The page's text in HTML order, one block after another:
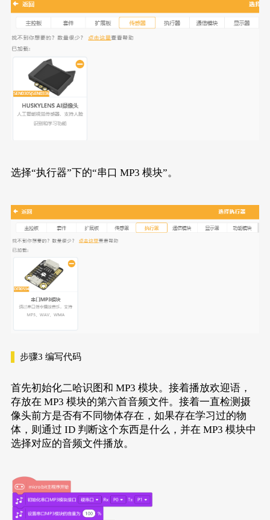
选择“执行器”下的“串口 MP3 模块”。
步骤3 编写代码
首先初始化二哈识图和 MP3 模块。接着播放欢迎语，
存放在 MP3 模块的第六首音频文件。接着一直检测摄
像头前方是否有不同物体存在，如果存在学习过的物
体，则通过 ID 判断这个东西是什么，并在 MP3 模块中
选择对应的音频文件播放。